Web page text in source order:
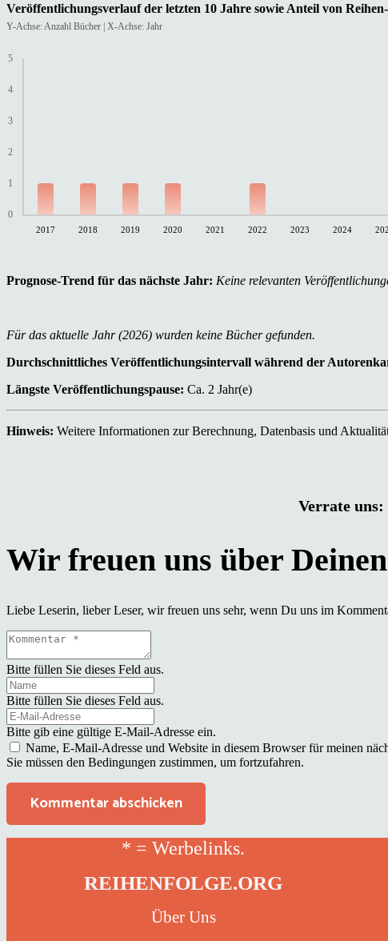
Veröffentlichungsverlauf der letzten 10 Jahre sowie Anteil von
Y-Achse: Anzahl Bücher | X-Achse: Jahr
0
1
2
3
4
5
2017 2018 2019 2020 2021 2022 2023 2024
Prognose-Trend für das nächste Jahr: Keine relevanten
Für das aktuelle Jahr (2026) wurden keine Bücher gefunden.
Durchschnittliches Veröffentlichungsintervall während der
Längste Veröffentlichungspause: Ca. 2 Jahr(e)
Hinweis: Weitere Informationen zur Berechnung, Datenbasis und
Verrate uns:
Liebe Leserin, lieber Leser, wir freuen uns sehr, wenn Du uns im
Bitte füllen Sie dieses Feld aus.
Bitte füllen Sie dieses Feld aus.
Bitte gib eine gültige E-Mail-Adresse ein.
Name, E-Mail-Adresse und Website in diesem Browser für meinen
Sie müssen den Bedingungen zustimmen, um fortzufahren.
Kommentar abschicken
* = Werbelinks.
REIHENFOLGE.ORG
Über Uns